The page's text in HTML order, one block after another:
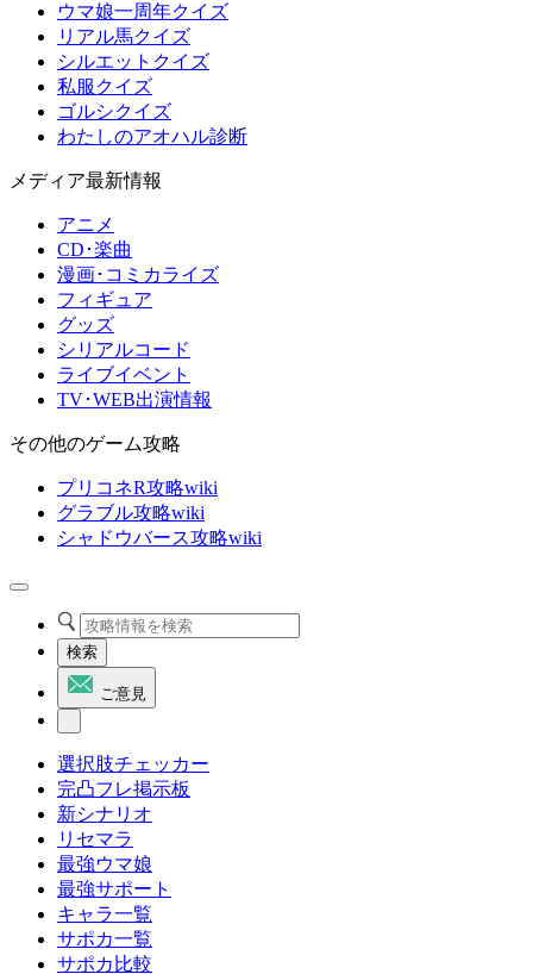
ウマ娘一周年クイズ
リアル馬クイズ
シルエットクイズ
私服クイズ
ゴルシクイズ
わたしのアオハル診断
メディア最新情報
アニメ
CD･楽曲
漫画･コミカライズ
フィギュア
グッズ
シリアルコード
ライブイベント
TV･WEB出演情報
その他のゲーム攻略
プリコネR攻略wiki
グラブル攻略wiki
シャドウバース攻略wiki
検索
ご意見
選択肢チェッカー
完凸フレ掲示板
新シナリオ
リセマラ
最強ウマ娘
最強サポート
キャラ一覧
サポカ一覧
サポカ比較